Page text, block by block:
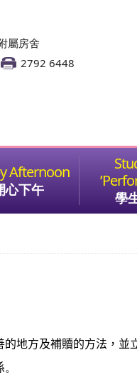
屬房舍
2792 6448
心下午 學
的地方及補贖的方法，
。